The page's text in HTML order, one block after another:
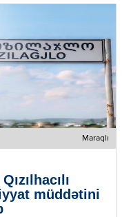
Maraqlı
müddətini